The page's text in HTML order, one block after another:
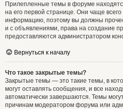
Прилепленные темы в форуме
на его первой странице. Они чаще
информацию, поэтому вы должны
и с объявлениями, права на создание
предоставляются администратором
Вернуться к началу
Что такое закрытые темы?
Закрытые темы — это такие темы, в
могут оставлять сообщения, и все
автоматически завершаются. Темы
причинам модератором форума или